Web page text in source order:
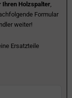
Ihren Holzspalter,
Formular
weiter!
Ersatzteile